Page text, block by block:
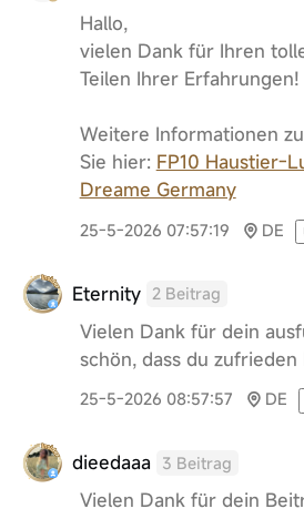
Hallo,
vielen Dank für Ihren
Teilen Ihrer Erfahrungen!
Weitere Informationen
Sie hier: FP10 Haustier-
Dreame Germany
25-5-2026 07:57:19 DE
Eternity 2 Beitrag
Vielen Dank für dein
schön, dass du zufrieden
25-5-2026 08:57:57 DE
dieedaaa 3 Beitrag
Vielen Dank für dein